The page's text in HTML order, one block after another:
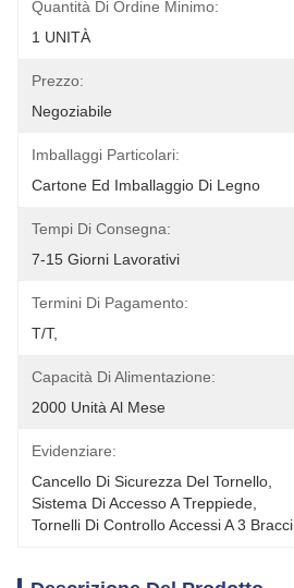
Quantità Di Ordine Minimo:
1 UNITÀ
Prezzo:
Negoziabile
Imballaggi Particolari:
Cartone Ed Imballaggio Di Legno
Tempi Di Consegna:
7-15 Giorni Lavorativi
Termini Di Pagamento:
T/T,
Capacità Di Alimentazione:
2000 Unità Al Mese
Evidenziare:
Cancello Di Sicurezza Del Tornello
Sistema Di Accesso A Treppiede
Tornelli Di Controllo Accessi A 3 Bracci